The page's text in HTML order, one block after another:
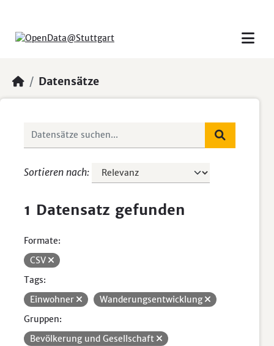
Datensätze
Sortieren nach
1 Datensatz gefunden
Formate:
CSV
Tags:
Einwohner
Wanderungsentwicklung
Gruppen:
Bevölkerung und Gesellschaft